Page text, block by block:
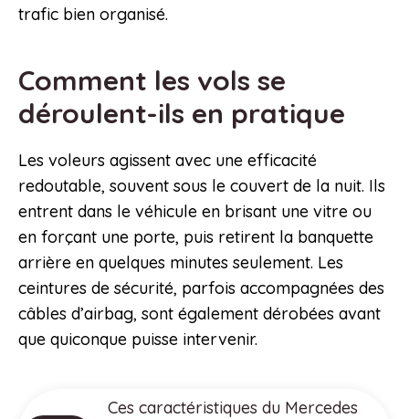
trafic bien organisé.
Comment les vols se
déroulent-ils en pratique
Les voleurs agissent avec une efficacité
redoutable, souvent sous le couvert de la nuit. Ils
entrent dans le véhicule en brisant une vitre ou
en forçant une porte, puis retirent la banquette
arrière en quelques minutes seulement. Les
ceintures de sécurité, parfois accompagnées des
câbles d’airbag, sont également dérobées avant
que quiconque puisse intervenir.
Ces caractéristiques du Mercedes